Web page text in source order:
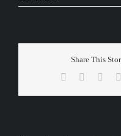
Spielbericht
Kassel
Titans
Share This
Facebook